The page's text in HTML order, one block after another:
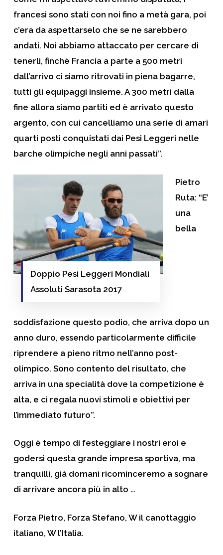
francesi sono stati con noi fino a metà gara, poi
c’era da aspettarselo che se ne sarebbero
andati. Noi abbiamo attaccato per cercare di
tenerli, finchè Francia a parte a 500 metri
dall’arrivo ci siamo ritrovati in piena bagarre,
tutti gli equipaggi insieme. A 300 metri dalla
fine allora siamo partiti ed è arrivato questo
argento, con cui cancelliamo una serie di amari
quarti posti conquistati dai Pesi Leggeri nelle
barche olimpiche negli anni passati”.
Doppio Pesi Leggeri Mondiali
Assoluti Sarasota 2017
Pietro
Ruta: “E’
una
bella
soddisfazione questo podio, che arriva dopo un
anno duro, essendo particolarmente difficile
riprendere a pieno ritmo nell’anno post-
olimpico. Sono contento del risultato, che
arriva in una specialità dove la competizione è
alta, e ci regala nuovi stimoli e obiettivi per
l’immediato futuro”.
Oggi è tempo di festeggiare i nostri eroi e
godersi questa grande impresa sportiva, ma
tranquilli, già domani ricominceremo a sognare
di arrivare ancora più in alto …
Forza Pietro, Forza Stefano, W il canottaggio
italiano, W l’Italia.